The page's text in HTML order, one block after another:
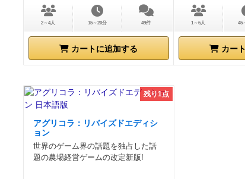
2～4人 15～20分 49件
カートに追加する
1～6人 45
カー
残り1点
アグリコラ：リバイズドエディシ
ョン
世界のゲーム界の話題を独占した話
題の農場経営ゲームの改定新版!